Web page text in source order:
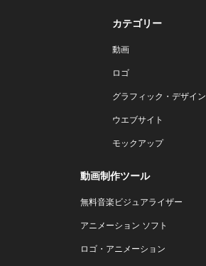
カテゴリー
動画
ロゴ
グラフィック・デザイン
ウエブサイト
モックアップ
動画制作ツール
無料音楽ビジュアライザー
アニメーション ソフト
ロゴ・アニメーション